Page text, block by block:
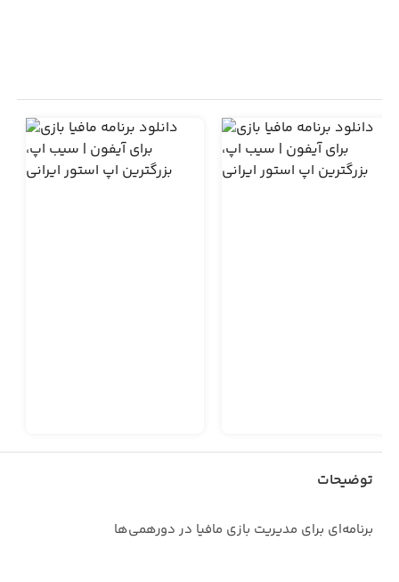
توضیحات
برنامه‌ای برای مدیریت بازی مافیا در دورهمی‌ها